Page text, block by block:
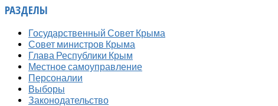
РАЗДЕЛЫ
Государственный Совет Крыма
Совет министров Крыма
Глава Республики Крым
Местное самоуправление
Персоналии
Выборы
Законодательство